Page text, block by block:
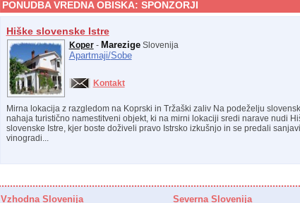
PONUDBA VREDNA OBISKA: SPONZORJI
Hiške slovenske Istre
Koper- MarezigeSlovenija
Apartmaji/Sobe
Kontakt
Mirna lokacija z razgledom na Koprski in Tržaški zaliv Na podeželju
nahaja turistično namestitveni objekt, ki na mirni lokaciji sredi narave nudi
slovenske Istre, kjer boste doživeli pravo Istrsko izkušnjo in se predali
vinogradi...
Vzhodna Slovenija Severna Slovenija